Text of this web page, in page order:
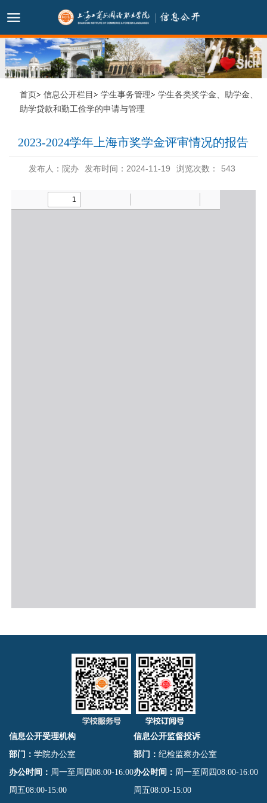
首页 信息公开栏目 学生事务管理
学生各类奖学金、助学金、
助学贷款和勤工俭学的申请与管理
2023-2024学年上海市奖学金评审情况的报告
发布人：院办 发布时间：2024-11-19 浏览次数： 543
信息公开受理机构
部门： 学院办公室
办公时间： 周一至周四08:00-16:00
周五08:00-15:00
信息公开监督投诉
部门： 纪检监察办公室
办公时间： 周一至周四08:00-16:00
周五08:00-15:00